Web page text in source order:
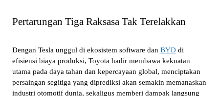
Pertarungan Tiga Raksasa Tak Terelakkan
Dengan Tesla unggul di ekosistem software dan BYDdi
efisiensi biaya produksi, Toyota hadir membawa kekuatan
utama pada daya tahan dan kepercayaan global, menciptakan
persaingan segitiga yang diprediksi akan semakin memanaskan
industri otomotif dunia, sekaligus memberi dampak langsung